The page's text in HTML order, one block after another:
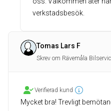
verkstadsbesök.
Tomas Lars F
Skrev om Rävemåla
Verifierad kund
Mycket bra! Trevligt